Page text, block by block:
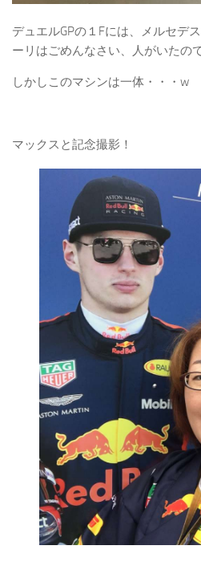
デュエルGPの１Fには、メルセデ
ーリはごめんなさい、人がいたの
しかしこのマシンは一体・・・w
マックスと記念撮影！